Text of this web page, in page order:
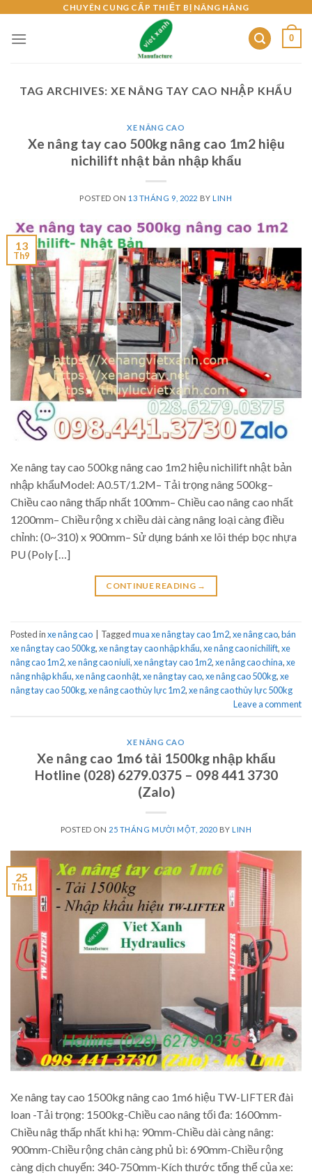
content
CHUYÊN CUNG CẤP THIẾT BỊ NÂNG HÀNG
0
TAG ARCHIVES:XE NÂNG TAY CAO NHẬP KHẨU
XE NÂNG CAO
Xe nâng tay cao 500kg nâng cao 1m2 hiệu
nichilift nhật bản nhập khẩu
POSTED ON 13 THÁNG 9, 2022 BYLINH
13
Th9
Xe nâng tay cao 500kg nâng cao 1m2 hiệu nichilift nhật bản
nhập khẩuModel: A0.5T/1.2M– Tải trọng nâng 500kg–
Chiều cao nâng thấp nhất 100mm– Chiều cao nâng cao nhất
1200mm– Chiều rộng x chiều dài càng nâng loại càng điều
chỉnh: (0~310) x 900mm– Sử dụng bánh xe lõi thép bọc nhựa
PU (Poly […]
CONTINUE READING →
Posted inxe nâng cao Taggedmua xe nâng tay cao 1m2,xe nâng cao,bán
xe nâng tay cao 500kg,xe nâng tay cao nhập khẩu,xe nâng cao nichilift,xe
nâng cao 1m2,xe nâng cao niuli,xe nâng tay cao 1m2,xe nâng cao china,xe
nâng nhập khẩu,xe nâng cao nhật,xe nâng tay cao,xe nâng cao 500kg,xe
nâng tay cao 500kg,xe nâng cao thủy lực 1m2,xe nâng cao thủy lực 500kg
Leave a comment
XE NÂNG CAO
Xe nâng cao 1m6 tải 1500kg nhập khẩu
Hotline (028) 6279.0375 – 098 441 3730
(Zalo)
POSTED ON 25 THÁNG MƯỜI MỘT, 2020 BYLINH
25
Th11
Xe nâng tay cao 1500kg nâng cao 1m6 hiệu TW-LIFTER đài
loan -Tải trọng: 1500kg-Chiều cao nâng tối đa: 1600mm-
Chiều nâg thấp nhất khi hạ: 90mm-Chiều dài càng nâng:
900mm-Chiều rộng chân càng phủ bì: 690mm-Chiều rộng
càng dịch chuyển: 340-750mm-Kích thước tổng thể của xe: